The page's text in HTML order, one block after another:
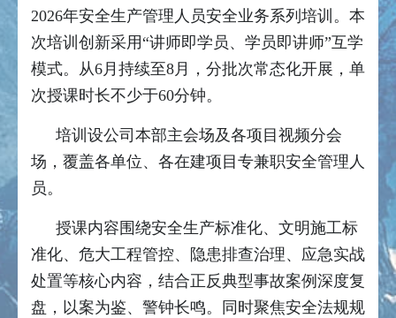
2026年安全生产管理人员安全业务系列培训。本
次培训创新采用“讲师即学员、学员即讲师”互学
模式。从6月持续至8月，分批次常态化开展，单
次授课时长不少于60分钟。
培训设公司本部主会场及各项目视频分会
场，覆盖各单位、各在建项目专兼职安全管理人
员。
授课内容围绕安全生产标准化、文明施工标
准化、危大工程管控、隐患排查治理、应急实战
处置等核心内容，结合正反典型事故案例深度复
盘，以案为鉴、警钟长鸣。同时聚焦安全法规规